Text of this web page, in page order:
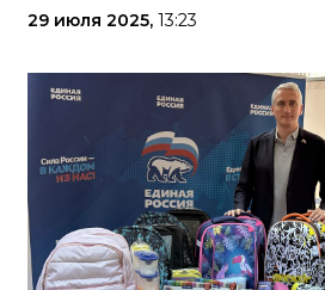
29 июля 2025, 13:23